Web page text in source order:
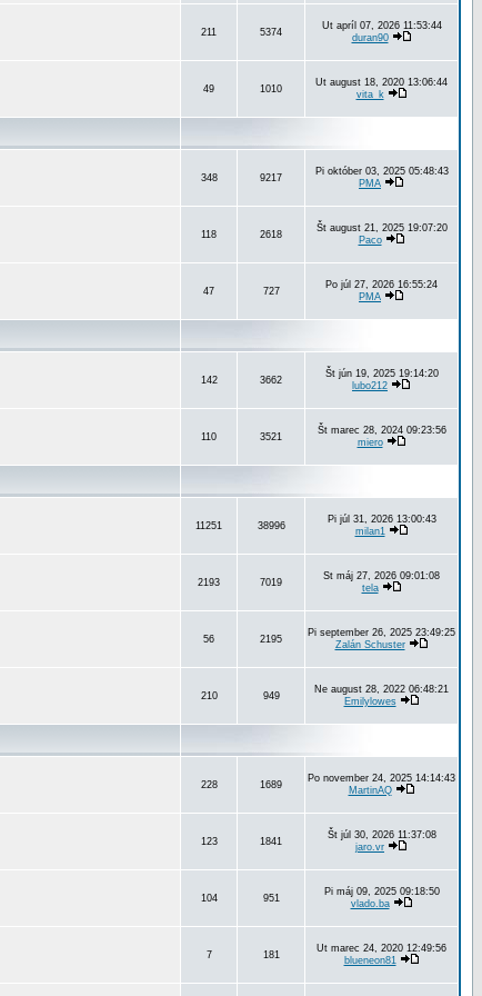
211 5374
Ut apríl 07, 2026 11:53:44
duran90
49 1010
Ut august 18, 2020 13:06:44
vita_k
348 9217
Pi október 03, 2025 05:48:43
PMA
118 2618
Št august 21, 2025 19:07:20
Paco
47 727
Po júl 27, 2026 16:55:24
PMA
142 3662
Št jún 19, 2025 19:14:20
lubo212
110 3521
Št marec 28, 2024 09:23:56
miero
11251 38996
Pi júl 31, 2026 13:00:43
milan1
2193 7019
St máj 27, 2026 09:01:08
tela
56 2195
Pi september 26, 2025 23:49:25
Zalán Schuster
210 949
Ne august 28, 2022 06:48:21
Emilylowes
228 1689
Po november 24, 2025 14:14:43
MartinAQ
123 1841
Št júl 30, 2026 11:37:08
jaro.vr
104 951
Pi máj 09, 2025 09:18:50
vlado.ba
7 181
Ut marec 24, 2020 12:49:56
blueneon81